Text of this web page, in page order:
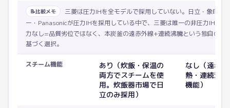
📝比較メモ
三菱は圧力IHを全モデルで採用していない。日立・象印・
ー・Panasonicが圧力IHを採用している中で、三菱は唯一の非圧力IHブラ
力なし=品質劣位ではなく、本炭釜の遠赤外線+連続沸騰という独自の炊
基づく選択。
スチーム機能
あり（炊飯・保温の
両方でスチームを使
用。炊飯器市場で日
立のみ採用）
なし（遠赤
熱・連続沸
機能）